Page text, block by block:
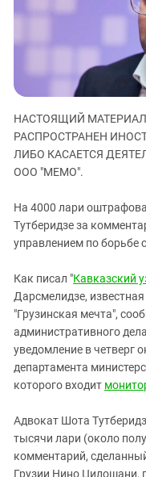
Дагестан
Кабардино-Балкария
Карачаево-Черкесия
Краснодарский край
Нагорный Карабах
Ростовская область
Северная Осетия - Алания
Чечня
Южная Осетия
Южный Кавказ
ЮФО
НАСТОЯЩИЙ
РАСПРОСТРАНЕН
ЛИБО КАСАЕТСЯ
ООО "МЕМО".
На 4000 лари
Тутберидзе за
управлением по борьбе
Как писал "Кавказский
Дарсмелидзе,
"Грузинская мечта",
административного
уведомление в четверг
департамента
которого входит
Адвокат Шота
тысячи лари (около
комментарий,
Грузии Нино Цилошани,